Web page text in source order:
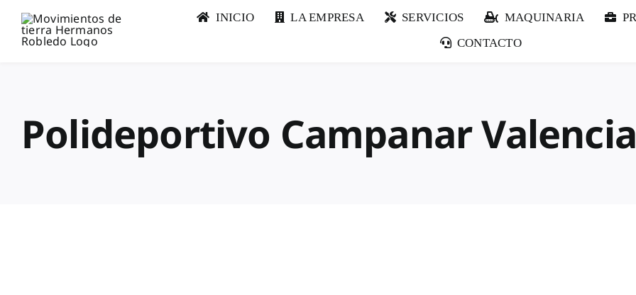
contenido
INICIO LA EMPRESA SERVICIOS MAQUINARIA
CONTACTO
Polideportivo Campanar Valencia